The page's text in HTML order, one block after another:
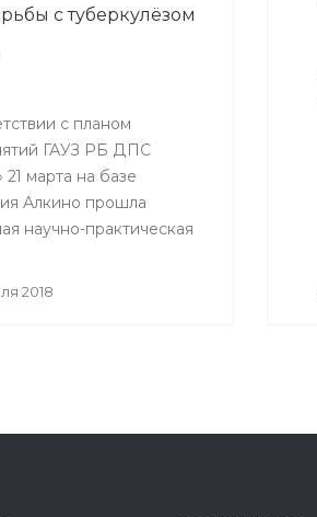
с туберкулёзом
с планом
ГАУЗ РБ ДПС
21 марта на базе
Алкино прошла
научно-практическая
дню борьбы с
2018